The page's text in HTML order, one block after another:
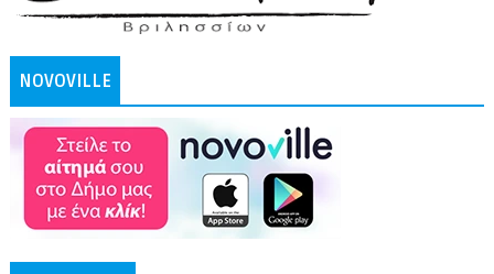
NOVOVILLE